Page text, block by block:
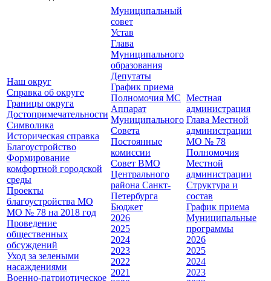
Наш округ
Справка об округе
Границы округа
Достопримечательности
Символика
Историческая справка
Благоустройство
Формирование
комфортной городской
среды
Проекты
благоустройства МО
МО № 78 на 2018 год
Проведение
общественных
обсуждений
Уход за зелеными
насаждениями
Военно-патриотическое
Муниципальный
совет
Устав
Глава
Муниципального
образования
Депутаты
График приема
Полномочия МС
Аппарат
Муниципального
Совета
Постоянные
комиссии
Совет ВМО
Центрального
района Санкт-
Петербурга
Бюджет
2026
2025
2024
2023
2022
2021
Местная
администрация
Глава Местной
администрации
МО № 78
Полномочия
Местной
администрации
Cтруктура и
состав
График приема
Муниципальные
программы
2026
2025
2024
2023